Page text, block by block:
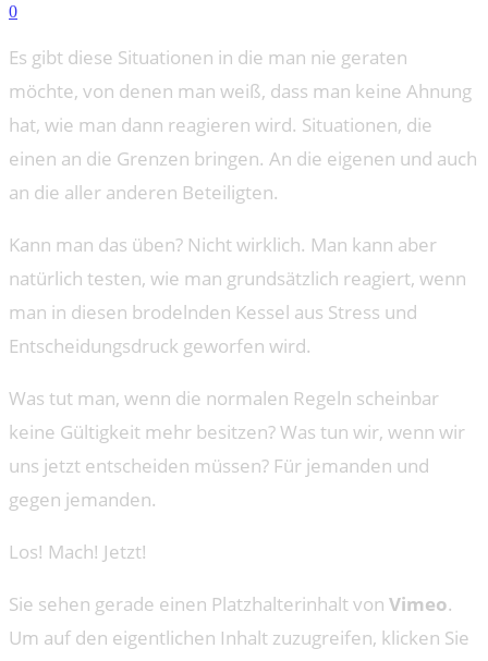
0
Es gibt diese Situationen in die man nie geraten
möchte, von denen man weiß, dass man keine Ahnung
hat, wie man dann reagieren wird. Situationen, die
einen an die Grenzen bringen. An die eigenen und auch
an die aller anderen Beteiligten.
Kann man das üben? Nicht wirklich. Man kann aber
natürlich testen, wie man grundsätzlich reagiert, wenn
man in diesen brodelnden Kessel aus Stress und
Entscheidungsdruck geworfen wird.
Was tut man, wenn die normalen Regeln scheinbar
keine Gültigkeit mehr besitzen? Was tun wir, wenn wir
uns jetzt entscheiden müssen? Für jemanden und
gegen jemanden.
Los! Mach! Jetzt!
Sie sehen gerade einen Platzhalterinhalt von Vimeo.
Um auf den eigentlichen Inhalt zuzugreifen, klicken Sie